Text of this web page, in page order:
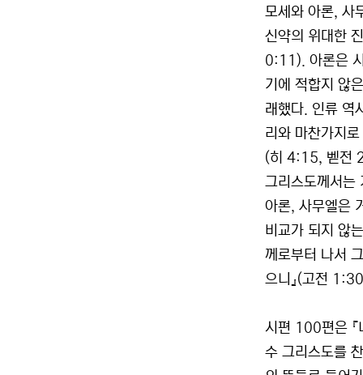
모세와 아론, 사
신약의 위대한
0:11). 아론은
기에 적합지 않
래했다. 인류 역
리와 마찬가지
(히 4:15, 벧전
그리스도께서는
아론, 사무엘은
비교가 되지 않
께로부터 나서
으니』(고전
시편 100편은
수 그리스도를